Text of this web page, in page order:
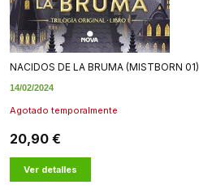
NACIDOS DE LA BRUMA (MISTBORN 01)
14/02/2024
Agotado temporalmente
20,90 €
Ver detalles